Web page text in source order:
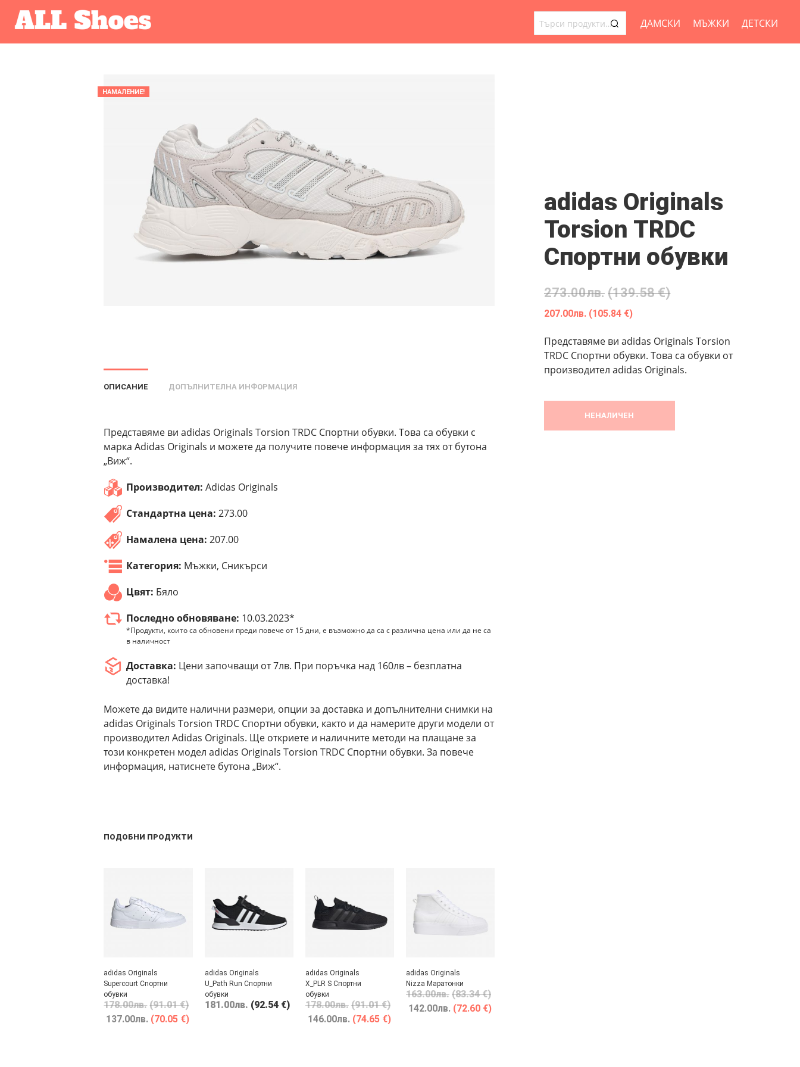
ТЪРСЕНЕ
ДАМСКИ МЪЖКИ ДЕТСКИ
НАМАЛЕНИЕ!
adidas Originals
Torsion TRDC
Спортни обувки
273.00лв. (139.58 €)
207.00лв. (105.84 €)
Представяме ви adidas Originals Torsion
TRDC Спортни обувки. Това са обувки от
производител adidas Originals.
НЕНАЛИЧЕН
ОПИСАНИЕ ДОПЪЛНИТЕЛНА ИНФОРМАЦИЯ
Представяме ви adidas Originals Torsion TRDC Спортни обувки. Това са обувки с
марка Adidas Originals и можете да получите повече информация за тях от бутона
„Виж“.
Производител: Adidas Originals
Стандартна цена: 273.00
Намалена цена: 207.00
Категория: Мъжки, Сникърси
Цвят: Бяло
Последно обновяване: 10.03.2023*
*Продукти, които са обновени преди повече от 15 дни, е възможно да са с различна цена или да не са
в наличност
Доставка: Цени започващи от 7лв. При поръчка над 160лв – безплатна
доставка!
Можете да видите налични размери, опции за доставка и допълнителни снимки на
adidas Originals Torsion TRDC Спортни обувки, както и да намерите други модели от
производител Adidas Originals. Ще откриете и наличните методи на плащане за
този конкретен модел adidas Originals Torsion TRDC Спортни обувки. За повече
информация, натиснете бутона „Виж“.
ПОДОБНИ ПРОДУКТИ
adidas Originals
Supercourt Спортни
обувки
178.00лв. (91.01 €)
137.00лв. (70.05 €)
adidas Originals
U_Path Run Спортни
обувки
181.00лв. (92.54 €)
adidas Originals
X_PLR S Спортни
обувки
178.00лв. (91.01 €)
146.00лв. (74.65 €)
adidas Originals
Nizza Маратонки
163.00лв. (83.34 €)
142.00лв. (72.60 €)